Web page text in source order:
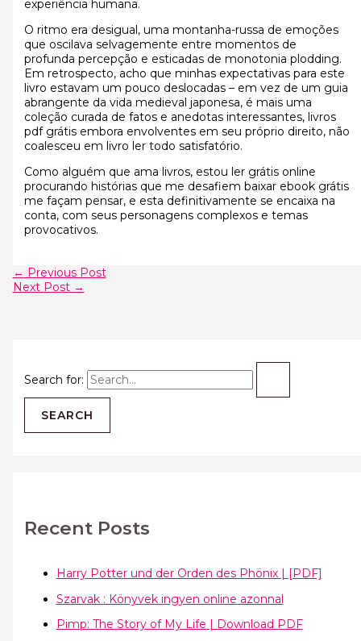
Search for:
Recent Posts
Harry Potter und der Orden des Phönix | [PDF]
Szarvak : Könyvek ingyen online azonnal
Pimp: The Story of My Life | Download PDF
experiência humana.
O ritmo era desigual, uma montanha-russa de emoções
que oscilava selvagemente entre momentos de
profunda percepção e esticadas de monotonia plodding.
Em retrospecto, acho que minhas expectativas para este
livro estavam um pouco deslocadas – em vez de um guia
abrangente da vida medieval japonesa, é mais uma
coleção curada de fatos e anedotas interessantes, livros
pdf grátis embora envolventes em seu próprio direito, não
coalesceu em livro ler todo satisfatório.
Como alguém que ama livros, estou ler grátis online
procurando histórias que me desafiem baixar ebook grátis
me façam pensar, e esta definitivamente se encaixa na
conta, com seus personagens complexos e temas
provocativos.
← Previous Post
Next Post →